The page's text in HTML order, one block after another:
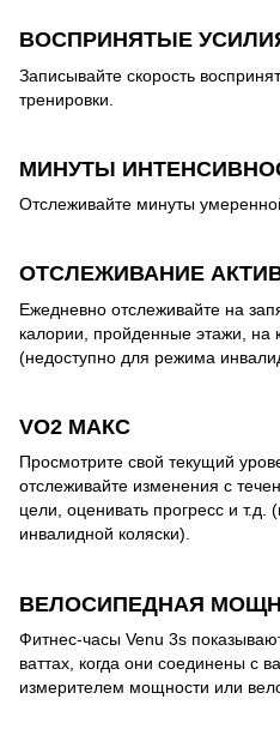
ВОСПРИНЯТЫЕ
Записывайте скорость
тренировки.
МИНУТЫ
Отслеживайте минуты
ОТСЛЕЖИВАНИЕ
Ежедневно отслеживайте на
калории, пройденные этажи, на
(недоступно для режима
VO2 МАКС
Просмотрите свой текущий
отслеживайте изменения с
цели, оценивать прогресс и т.д.
инвалидной коляски).
ВЕЛОСИПЕДНАЯ
Фитнес-часы Venu 3s
ваттах, когда они соединены с
измерителем мощности или